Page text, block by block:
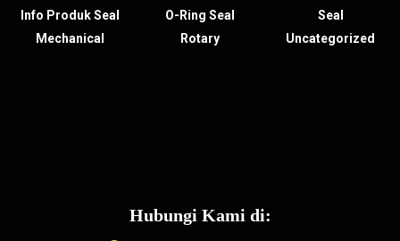
Info Produk Seal
Mechanical
O-Ring Seal
Rotary
Seal
Uncategorized
Hubungi Kami di: